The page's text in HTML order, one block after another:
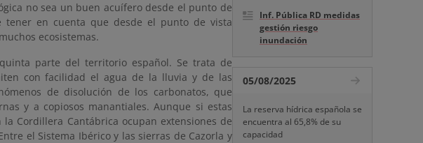
no sea un buen acuífero desde el punto de
en cuenta que desde el punto de vista
ecosistemas.
parte del territorio español. Se trata de
con facilidad el agua de la lluvia y de las
de disolución de los carbonatos, que
y a copiosos manantiales. Aunque si estas
Cordillera Cantábrica ocupan extensiones de
el Sistema Ibérico y las sierras de Cazorla y
Inf. Pública RD medidas
gestión riesgo
inundación
05/08/2025
La reserva hídrica española se
encuentra al 65,8% de su
capacidad